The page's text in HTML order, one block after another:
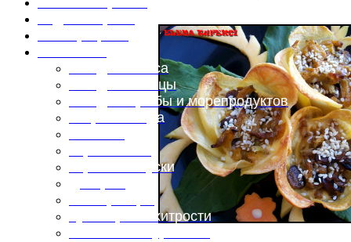
Блюда из мяса
Блюда из птицы
Блюда из рыбы и морепродуктов
Вторые блюда
Горячие закуски
Кулинарные хитрости